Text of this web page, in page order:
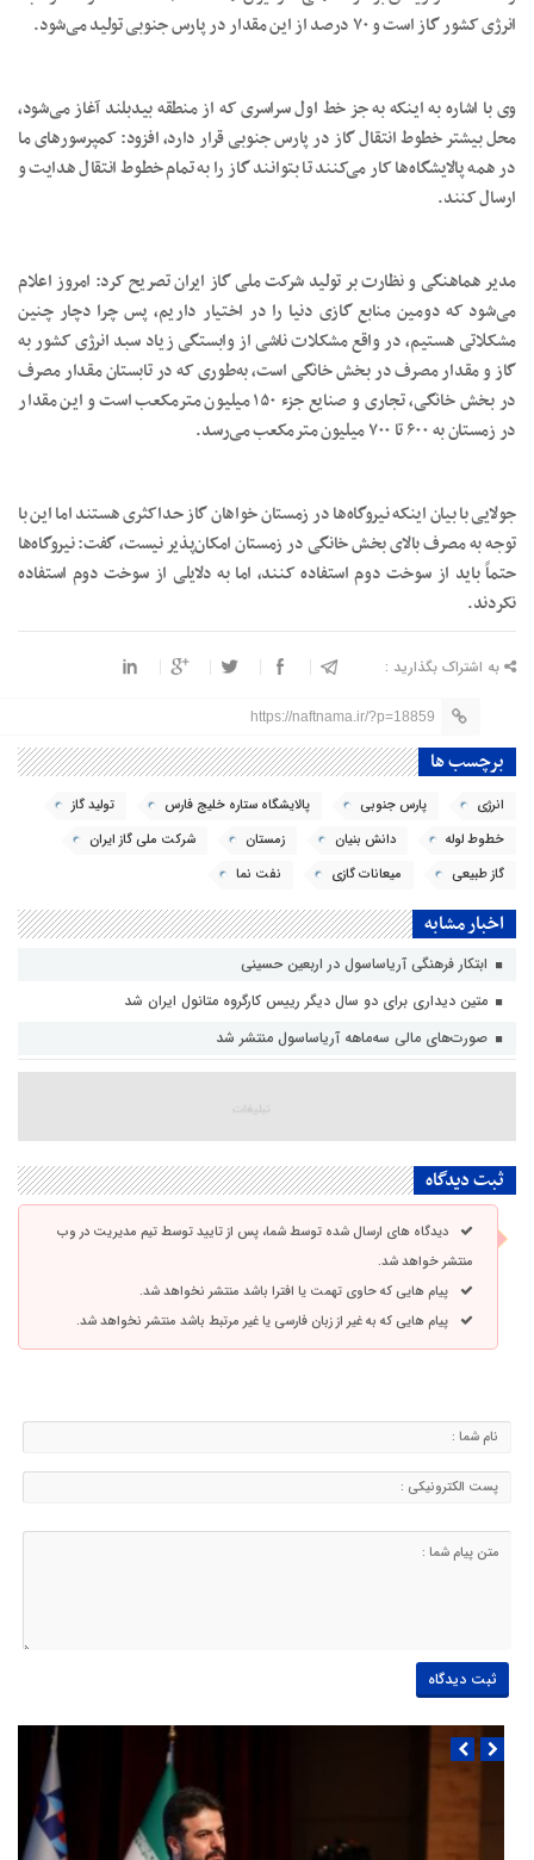
انرژی کشور گاز است و ۷۰ درصد از این مقدار در پارس جنوبی تولید می‌شود.
وی با اشاره به اینکه به جز خط اول سراسری که از منطقه بیدبلند آغاز می‌شود،
محل بیشتر خطوط انتقال گاز در پارس جنوبی قرار دارد، افزود: کمپرسورهای ما
در همه پالایشگاه‌ها کار می‌کنند تا بتوانند گاز را به تمام خطوط انتقال هدایت و
ارسال کنند.
مدیر هماهنگی و نظارت بر تولید شرکت ملی گاز ایران تصریح کرد: امروز اعلام
می‌شود که دومین منابع گازی دنیا را در اختیار داریم، پس چرا دچار چنین
مشکلاتی هستیم، در واقع مشکلات ناشی از وابستگی زیاد سبد انرژی کشور به
گاز و مقدار مصرف در بخش خانگی است، به‌طوری که در تابستان مقدار مصرف
در بخش خانگی، تجاری و صنایع جزء ۱۵۰ میلیون مترمکعب است و این مقدار
در زمستان به ۶۰۰ تا ۷۰۰ میلیون مترمکعب می‌رسد.
جولایی با بیان اینکه نیروگاه‌ها در زمستان خواهان گاز حداکثری هستند اما این با
توجه به مصرف بالای بخش خانگی در زمستان امکان‌پذیر نیست، گفت: نیروگاه‌ها
حتماً باید از سوخت دوم استفاده کنند، اما به دلایلی از سوخت دوم استفاده
نکردند.
به اشتراک بگذارید :
https://naftnama.ir/?p=18859
برچسب ها
انرژی پارس جنوبی پالایشگاه ستاره خلیج فارس
تولید گاز
خطوط لوله
دانش بنیان زمستان
شرکت ملی گاز ایران
گاز طبیعی
میعانات گازی نفت نما
اخبار مشابه
ابتکار فرهنگی آریاساسول در اربعین حسینی
متین دیداری برای دو سال دیگر رییس کارگروه متانول ایران شد
صورت‌های مالی سه‌ماهه آریاساسول منتشر شد
ثبت دیدگاه
دیدگاه های ارسال شده توسط شما، پس از تایید توسط تیم مدیریت در وب
منتشر خواهد شد.
پیام هایی که حاوی تهمت یا افترا باشد منتشر نخواهد شد.
پیام هایی که به غیر از زبان فارسی یا غیر مرتبط باشد منتشر نخواهد شد.